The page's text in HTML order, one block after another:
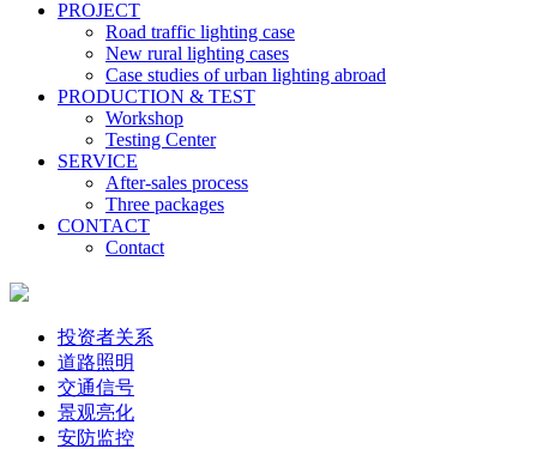
PROJECT
Road traffic lighting case
New rural lighting cases
Case studies of urban lighting abroad
PRODUCTION & TEST
Workshop
Testing Center
SERVICE
After-sales process
Three packages
CONTACT
Contact
投资者关系
道路照明
交通信号
景观亮化
安防监控